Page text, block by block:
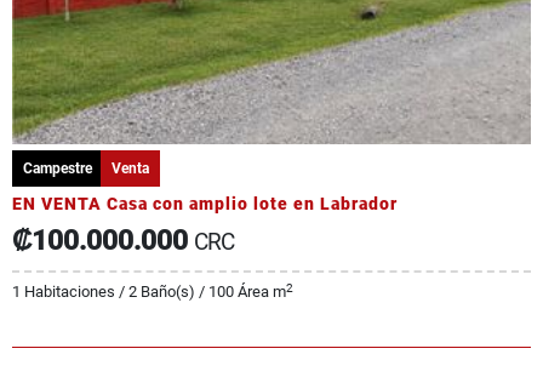
Campestre Venta
EN VENTA Casa con amplio lote en Labrador
₡100.000.000 CRC
1 Habitaciones / 2 Baño(s) / 100 Área m2